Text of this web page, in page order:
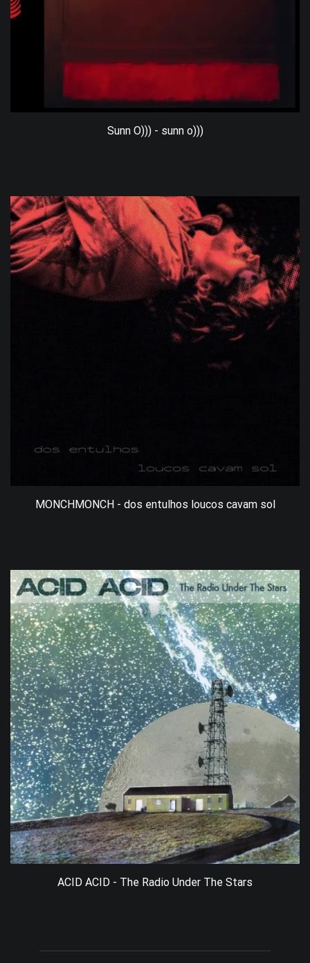
Sunn O))) - sunn o)))
MONCHMONCH - dos entulhos loucos cavam sol
ACID ACID - The Radio Under The Stars